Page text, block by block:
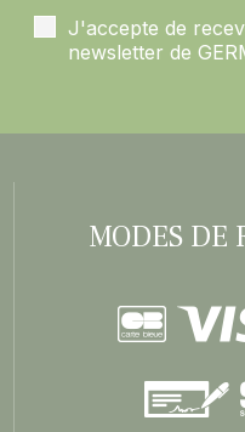
J'accepte de
newsletter de
MODES DE